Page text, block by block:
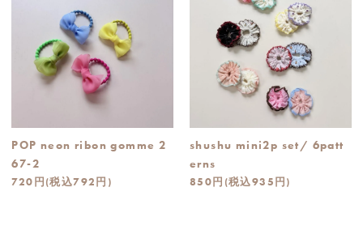
POP neon ribon gomme 2
67-2
720円(税込792円)
shushu mini2p set/ 6patt
erns
850円(税込935円)